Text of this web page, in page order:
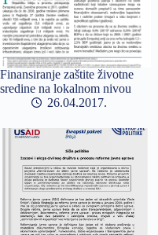
Finansiranje zaštite životne
sredine na lokalnom nivou
26.04.2017